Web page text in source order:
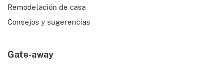
Remodelación de casa
Consejos y sugerencias
Gate-away